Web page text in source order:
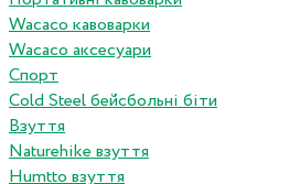
Wacaco кавоварки
Wacaco аксесуари
Спорт
Cold Steel бейсбольні біти
Взуття
Naturehike взуття
Humtto взуття